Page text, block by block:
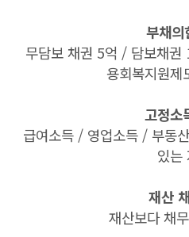
부채의
무담보 채권 5억 / 담보채
용회복지원제
고정소
급여소득 / 영업소득 / 부동
있는
재산
재산보다 채